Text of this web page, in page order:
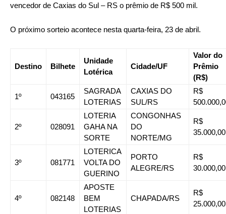
vencedor de Caxias do Sul – RS o prêmio de R$ 500 mil.
O próximo sorteio acontece nesta quarta-feira, 23 de abril.
Destino Bilhete
Unidade
Lotérica
Cidade/UF
Valor do
Prêmio
(R$)
1º 043165
SAGRADA
LOTERIAS
CAXIAS DO
SUL/RS
R$
2º 028091
LOTERIA
GAHA NA
SORTE
CONGONHAS
DO
NORTE/MG
R$
35.000,00
3º 081771
LOTERICA
VOLTA DO
GUERINO
PORTO
ALEGRE/RS
R$
30.000,00
4º 082148
APOSTE
BEM
LOTERIAS
CHAPADA/RS
R$
25.000,00